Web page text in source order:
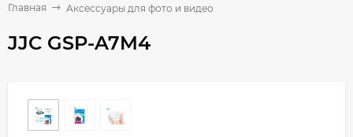
Главная Аксессуары для фото и видео
JJC GSP-A7M4